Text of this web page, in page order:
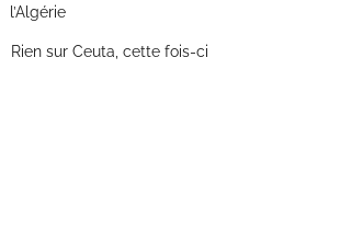
l’Algérie
Rien sur Ceuta, cette fois-ci